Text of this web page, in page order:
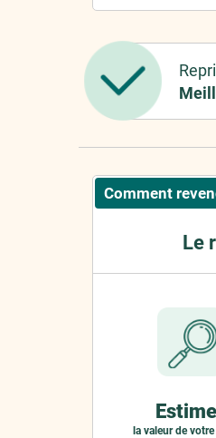
Comment
Le
la valeur de